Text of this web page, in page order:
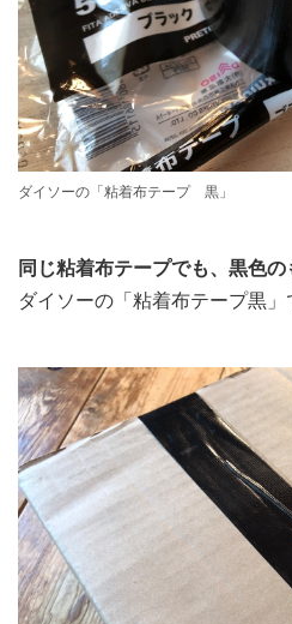
ダイソーの「粘着布テープ 黒」
同じ粘着布テープでも、黒色の
ダイソーの「粘着布テープ黒」